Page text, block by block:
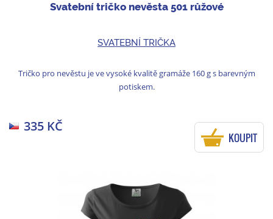
Svatební tričko nevěsta 501 růžové
SVATEBNÍ TRIČKA
Tričko pro nevěstu je ve vysoké kvalitě gramáže 160 g s barevným
potiskem.
335 KČ
KOUPIT